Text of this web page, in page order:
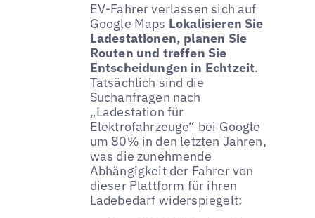
EV-Fahrer verlassen sich auf
Google Maps Lokalisieren Sie
Ladestationen, planen Sie
Routen und treffen Sie
Entscheidungen in Echtzeit.
Tatsächlich sind die
Suchanfragen nach
„Ladestation für
Elektrofahrzeuge“ bei Google
um 80% in den letzten Jahren,
was die zunehmende
Abhängigkeit der Fahrer von
dieser Plattform für ihren
Ladebedarf widerspiegelt: